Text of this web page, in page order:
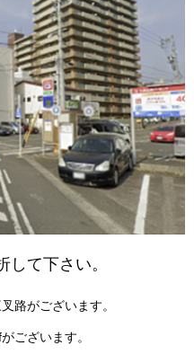
て下さい。
路がございます。
ございます。